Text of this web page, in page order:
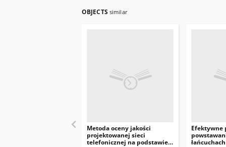
OBJECTS similar
Metoda oceny jakości
projektowanej sieci
telefonicznej na podstawie
Efektywne